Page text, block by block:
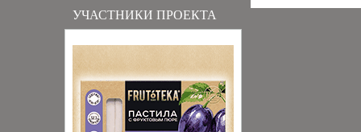
УЧАСТНИКИ ПРОЕКТА